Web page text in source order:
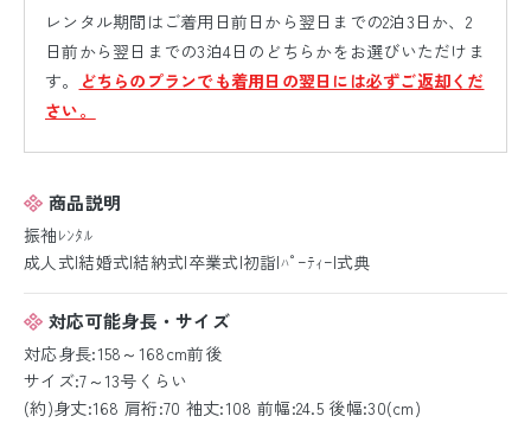
レンタル期間はご着用日前日から翌日までの2泊3日か、2
日前から翌日までの3泊4日のどちらかをお選びいただけま
す。
どちらのプランでも着用日の翌日には必ずご返却くだ
さい。
商品説明
振袖ﾚﾝﾀﾙ
成人式|結婚式|結納式|卒業式|初詣|ﾊﾟｰﾃｨｰ|式典
対応可能身長・サイズ
対応身長:158～168cm前後
サイズ:7～13号くらい
(約)身丈:168 肩裄:70 袖丈:108 前幅:24.5 後幅:30(cm)